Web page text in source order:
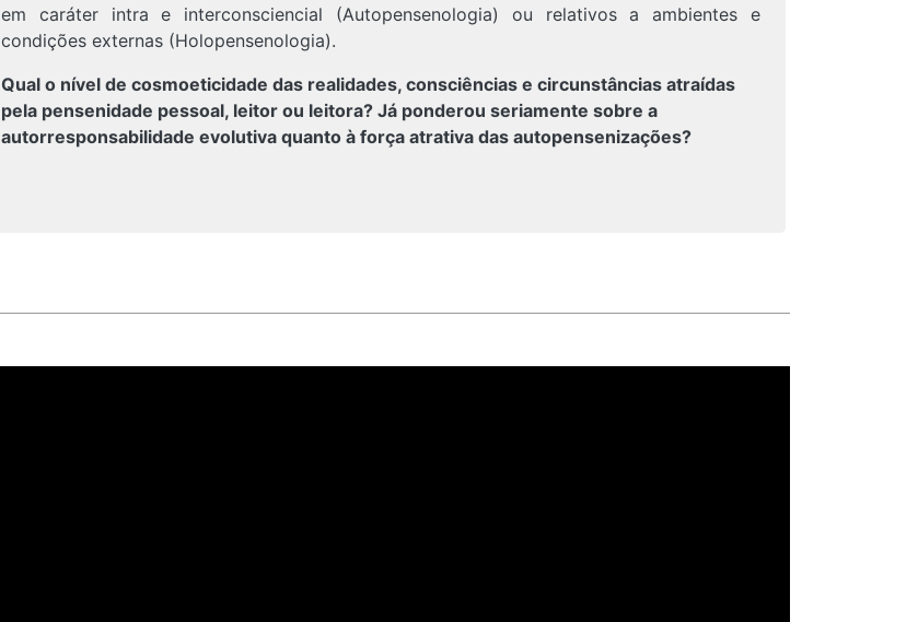
em caráter intra e interconsciencial (Autopensenologia) ou relativos a ambientes e
condições externas (Holopensenologia).
Qual o nível de cosmoeticidade das realidades, consciências e circunstâncias atraídas
pela pensenidade pessoal, leitor ou leitora? Já ponderou seriamente sobre a
autorresponsabilidade evolutiva quanto à força atrativa das autopensenizações?